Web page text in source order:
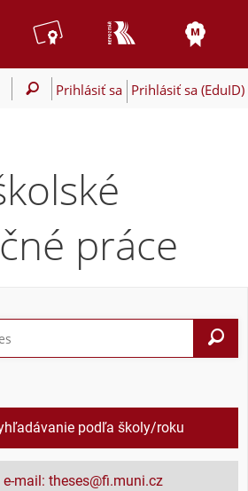
Prihlásiť sa Prihlásiť sa (EduID)
práce
podľa školy/roku
mail: theses@fi.muni.cz